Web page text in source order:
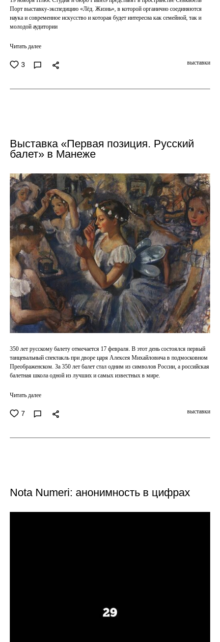
Порт выставку-экспедицию «Лёд. Жизнь», в которой органично соединяются
наука и современное искусство и которая будет интересна как семейной, так и
молодой аудитории
Читать далее
3 выставки
Выставка «Первая позиция. Русский
балет» в Манеже
350 лет русскому балету отмечается 17 февраля. В этот день состоялся первый
танцевальный спектакль при дворе царя Алексея Михайловича в подмосковном
Преображенском. За 350 лет балет стал одним из символов России, а российская
балетная школа одной из лучших и самых известных в мире.
Читать далее
7 выставки
Nota Numeri: анонимность в цифрах